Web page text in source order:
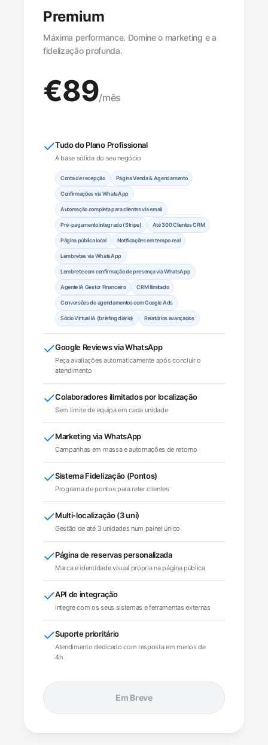
Premium
Máxima performance. Domine o marketing e a
fidelização profunda.
€89/mês
Tudo do Plano Profissional
A base sólida do seu negócio
Conta de recepção Página Venda & Agendamento
Confirmações via WhatsApp
Automação completa para clientes via email
Pré-pagamento integrado (Stripe) Até 300 Clientes CRM
Página pública local Notificações em tempo real
Lembretes via WhatsApp
Lembrete com confirmação de presença via WhatsApp
Agente IA Gestor Financeiro CRM Ilimitado
Conversões de agendamentos com Google Ads
Sócio Virtual IA (briefing diário) Relatórios avançados
Google Reviews via WhatsApp
Peça avaliações automaticamente após concluir o
atendimento
Colaboradores ilimitados por localização
Sem limite de equipa em cada unidade
Marketing via WhatsApp
Campanhas em massa e automações de retorno
Sistema Fidelização (Pontos)
Programa de pontos para reter clientes
Multi-localização (3 uni)
Gestão de até 3 unidades num painel único
Página de reservas personalizada
Marca e identidade visual própria na página pública
API de integração
Integre com os seus sistemas e ferramentas externas
Suporte prioritário
Atendimento dedicado com resposta em menos de
4h
Em Breve